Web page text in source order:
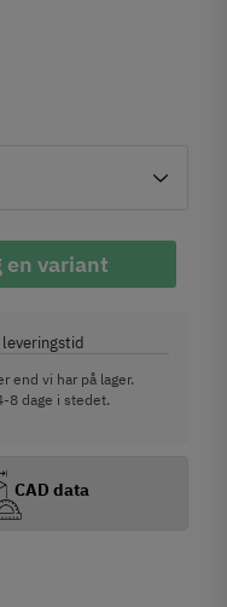
variant
end vi har på lager.
8 dage i stedet.
CAD data